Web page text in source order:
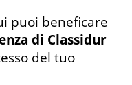
puoi beneficare
di Classidur
del tuo